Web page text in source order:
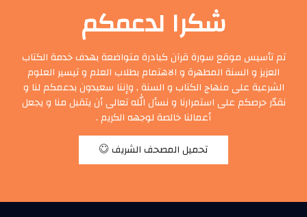
شكرا لدعمكم
تم تأسيس موقع سورة قرآن كبادرة متواضعة بهدف خدمة الكتاب
العزيز و السنة المطهرة و الاهتمام بطلاب العلم و تيسير العلوم
الشرعية على منهاج الكتاب و السنة , وإننا سعيدون بدعمكم لنا و
نقدّر حرصكم على استمرارنا و نسأل الله تعالى أن يتقبل منا و يجعل
أعمالنا خالصة لوجهه الكريم .
تحميل المصحف الشريف